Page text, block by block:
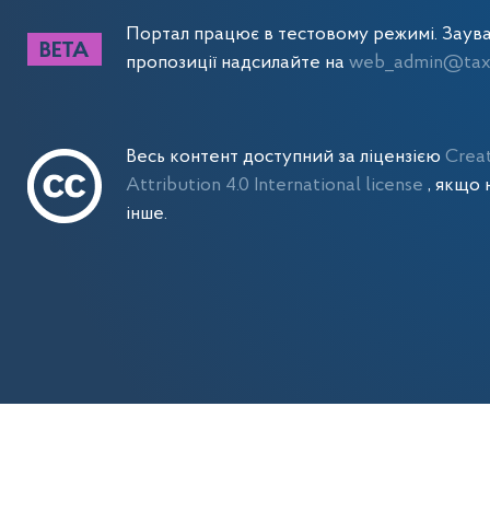
Портал працює в тестовому режимі.
пропозиції надсилайте на
Весь контент доступний за ліцензією
Attribution 4.0 International license , якщо
інше.